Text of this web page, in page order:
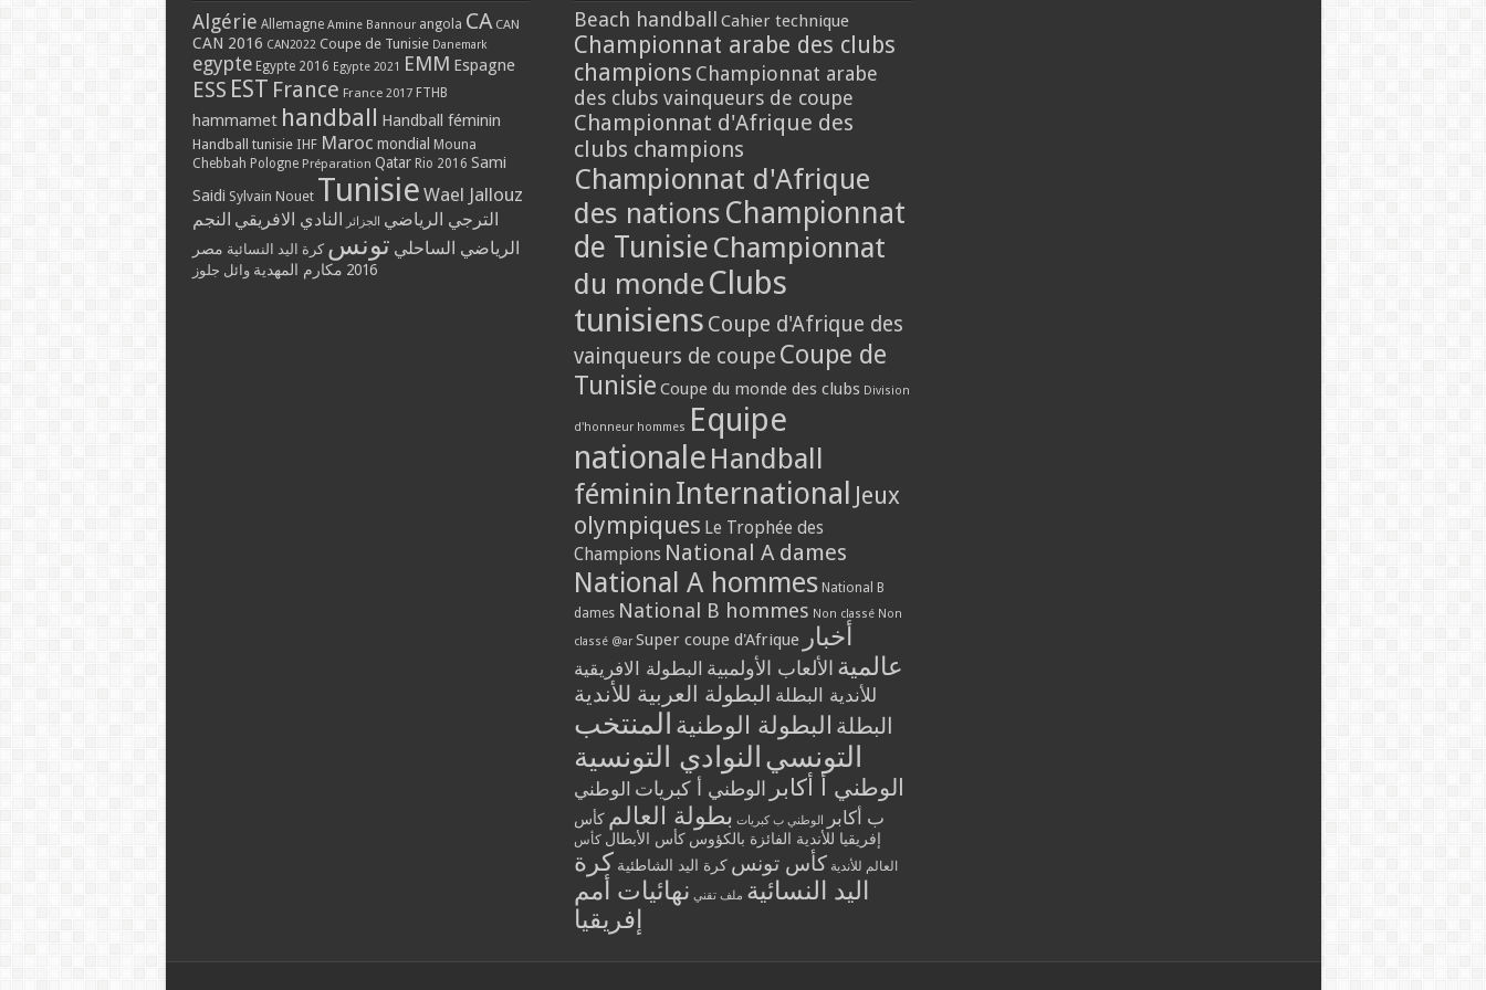
Algérie Allemagne Amine Bannour angola CA CAN
CAN 2016 CAN2022 Coupe de Tunisie Danemark
egypte Egypte 2016 Egypte 2021 EMM Espagne
ESS EST France France 2017 FTHB
hammamet handball Handball féminin
Handball tunisie IHF Maroc mondial Mouna
Chebbah Pologne Préparation Qatar Rio 2016 Sami
Saidi Sylvain Nouet Tunisie Wael Jallouz
الترجي الرياضي الجزائر النادي الافريقي النجم
الرياضي الساحلي تونس كرة اليد النسائية مصر
2016 مكارم المهدية وائل جلوز
Beach handball Cahier technique
Championnat arabe des clubs
champions Championnat arabe
des clubs vainqueurs de coupe
Championnat d'Afrique des
clubs champions
Championnat d'Afrique
des nations Championnat
de Tunisie Championnat
du monde Clubs
tunisiens Coupe d'Afrique des
vainqueurs de coupe Coupe de
Tunisie Coupe du monde des clubs Division
d'honneur hommes Equipe
nationale Handball
féminin International Jeux
olympiques Le Trophée des
Champions National A dames
National A hommes National B
dames National B hommes Non classé Non
classé @ar Super coupe d'Afrique أخبار
عالمية الألعاب الأولمبية البطولة الافريقية
للأندية البطلة البطولة العربية للأندية
البطلة البطولة الوطنية المنتخب
التونسي النوادي التونسية
الوطني أ أكابر الوطني أ كبريات الوطني
ب أكابر
الوطني ب كبريات بطولة العالم كأس
إفريقيا للأندية الفائزة بالكؤوس كأس الأبطال كأس
العالم للأندية كأس تونس كرة اليد الشاطئية كرة
اليد النسائية ملف تقني نهائيات أمم
إفريقيا